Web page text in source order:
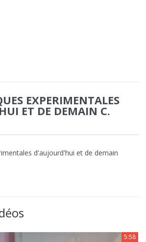
EXPERIMENTALES
ET DE DEMAIN C.
d'aujourd'hui et de demain
5:58